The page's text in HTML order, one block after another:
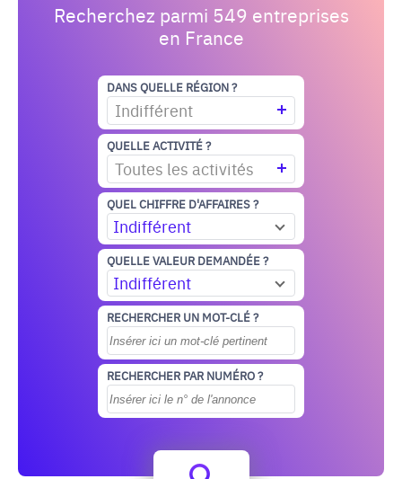
Recherchez parmi 549 entreprises
en France
DANS QUELLE RÉGION ?
Indifférent
QUELLE ACTIVITÉ ?
Toutes les activités
QUEL CHIFFRE D'AFFAIRES ?
Indifférent
QUELLE VALEUR DEMANDÉE ?
Indifférent
RECHERCHER UN MOT-CLÉ ?
RECHERCHER PAR NUMÉRO ?